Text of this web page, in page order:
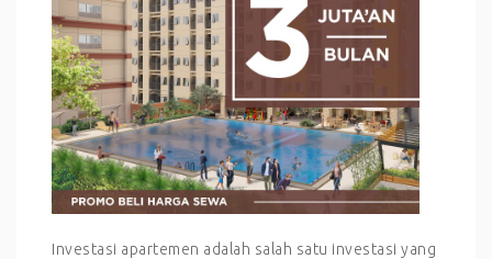
Investasi apartemen adalah salah satu investasi yang